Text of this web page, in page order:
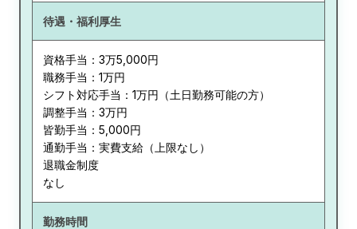
待遇・福利厚生
資格手当：3万5,000円
職務手当：1万円
シフト対応手当：1万円（土日勤務可能の方）
調整手当：3万円
皆勤手当：5,000円
通勤手当：実費支給（上限なし）
退職金制度
なし
勤務時間